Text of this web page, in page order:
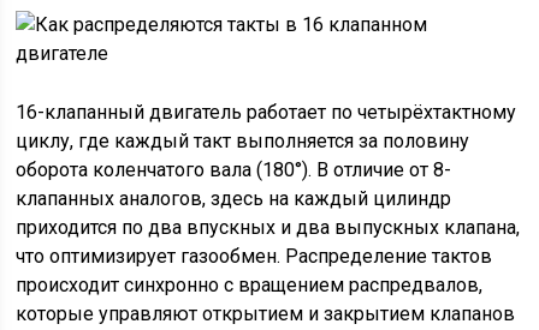
16-клапанный двигатель работает по четырёхтактному
циклу, где каждый такт выполняется за половину
оборота коленчатого вала (180°). В отличие от 8-
клапанных аналогов, здесь на каждый цилиндр
приходится по два впускных и два выпускных клапана,
что оптимизирует газообмен. Распределение тактов
происходит синхронно с вращением распредвалов,
которые управляют открытием и закрытием клапанов